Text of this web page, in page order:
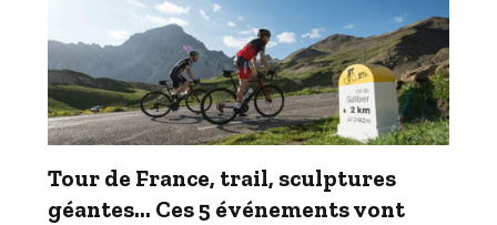
Tour de France, trail, sculptures
géantes… Ces 5 événements vont